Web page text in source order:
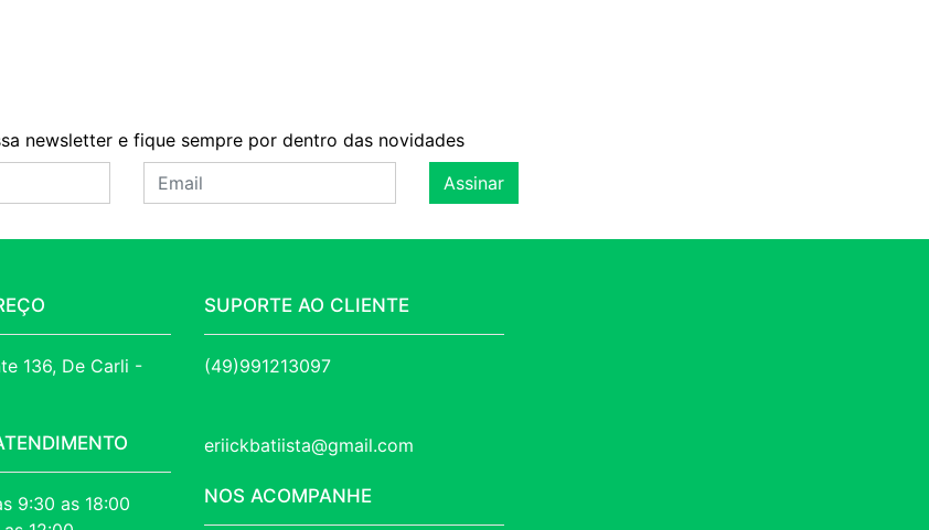
newsletter e fique sempre por dentro das novidades
Assinar
136, De Carli -
9:30 as 18:00
SUPORTE AO CLIENTE
(49)991213097
eriickbatiista@gmail.com
NOS ACOMPANHE